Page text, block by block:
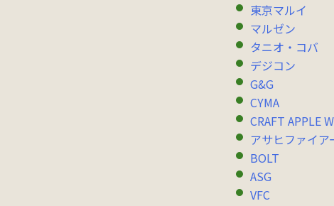
東京マルイ
マルゼン
タニオ・コバ
デジコン
G&G
CYMA
CRAFT APPLE
アサヒファイア
BOLT
ASG
VFC